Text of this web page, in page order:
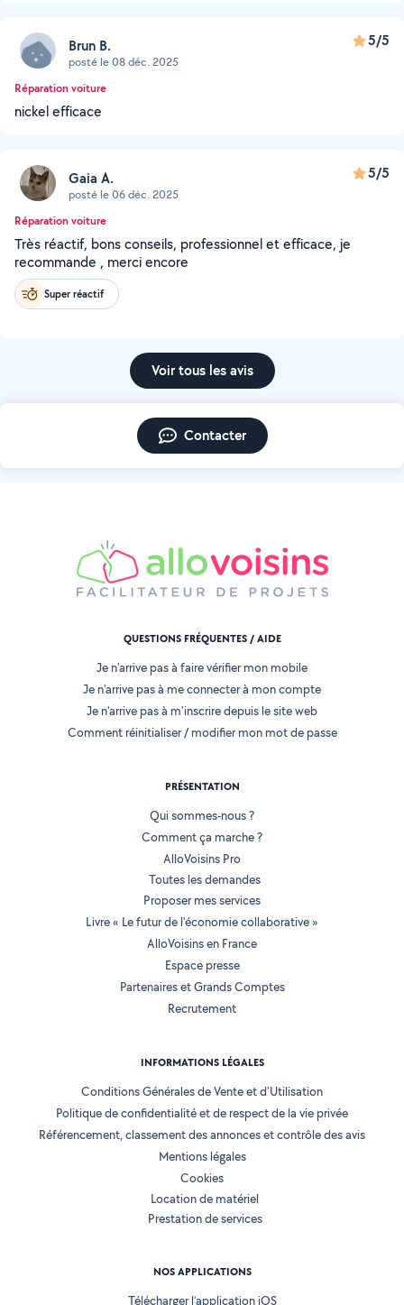
Brun B.
posté le 08 déc. 2025
5/5
Réparation voiture
nickel efficace
Gaia A.
posté le 06 déc. 2025
5/5
Réparation voiture
Très réactif, bons conseils, professionnel et efficace, je
recommande , merci encore
Super réactif
Voir tous les avis
Contacter
QUESTIONS FRÉQUENTES / AIDE
Je n'arrive pas à faire vérifier mon mobile
Je n'arrive pas à me connecter à mon compte
Je n'arrive pas à m'inscrire depuis le site web
Comment réinitialiser / modifier mon mot de passe
PRÉSENTATION
Qui sommes-nous ?
Comment ça marche ?
AlloVoisins Pro
Toutes les demandes
Proposer mes services
Livre « Le futur de l'économie collaborative »
AlloVoisins en France
Espace presse
Partenaires et Grands Comptes
Recrutement
INFORMATIONS LÉGALES
Conditions Générales de Vente et d'Utilisation
Politique de confidentialité et de respect de la vie privée
Référencement, classement des annonces et contrôle des avis
Mentions légales
Cookies
Location de matériel
Prestation de services
NOS APPLICATIONS
Télécharger l’application iOS